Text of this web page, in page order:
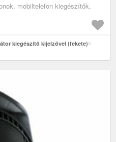
mobiltelefon kiegészítők,
kiegészítő kijelzővel (fekete)